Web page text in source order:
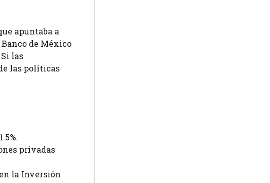
apuntaba a
de México
las
las políticas
privadas
la Inversión